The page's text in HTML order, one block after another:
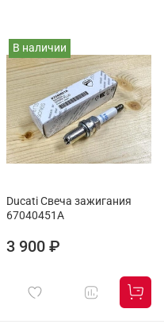
В наличии
Ducati Свеча зажигания
67040451A
3 900 ₽